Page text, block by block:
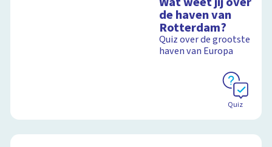
de haven van
Rotterdam?
Quiz over de grootste
haven van Europa
Quiz